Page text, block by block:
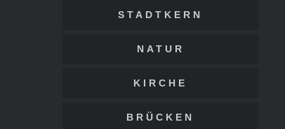
STADTKERN
NATUR
KIRCHE
BRÜCKEN